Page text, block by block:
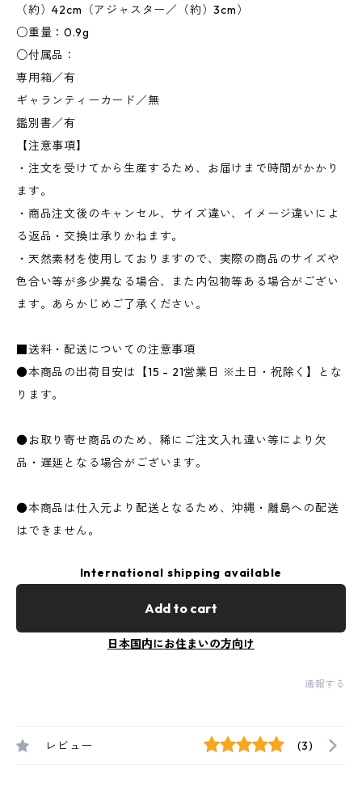
（約）42cm（アジャスター／（約）3cm）
○重量：0.9g
○付属品：
専用箱／有
ギャランティーカード／無
鑑別書／有
【注意事項】
・注文を受けてから生産するため、お届けまで時間がかかり
ます。
・商品注文後のキャンセル、サイズ違い、イメージ違いによ
る返品・交換は承りかねます。
・天然素材を使用しておりますので、実際の商品のサイズや
色合い等が多少異なる場合、また内包物等ある場合がござい
ます。あらかじめご了承ください。
■送料・配送についての注意事項
●本商品の出荷目安は【15 - 21営業日 ※土日・祝除く】とな
ります。
●お取り寄せ商品のため、稀にご注文入れ違い等により欠
品・遅延となる場合がございます。
●本商品は仕入元より配送となるため、沖縄・離島への配送
はできません。
International shipping available
Add to cart
日本国内にお住まいの方向け
通報する
レビュー (3)